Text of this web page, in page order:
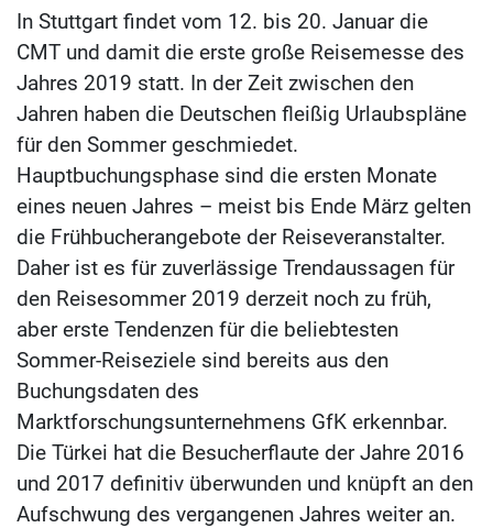
In Stuttgart findet vom 12. bis 20. Januar die
CMT und damit die erste große Reisemesse des
Jahres 2019 statt. In der Zeit zwischen den
Jahren haben die Deutschen fleißig Urlaubspläne
für den Sommer geschmiedet.
Hauptbuchungsphase sind die ersten Monate
eines neuen Jahres – meist bis Ende März gelten
die Frühbucherangebote der Reiseveranstalter.
Daher ist es für zuverlässige Trendaussagen für
den Reisesommer 2019 derzeit noch zu früh,
aber erste Tendenzen für die beliebtesten
Sommer-Reiseziele sind bereits aus den
Buchungsdaten des
Marktforschungsunternehmens GfK erkennbar.
Die Türkei hat die Besucherflaute der Jahre 2016
und 2017 definitiv überwunden und knüpft an den
Aufschwung des vergangenen Jahres weiter an.